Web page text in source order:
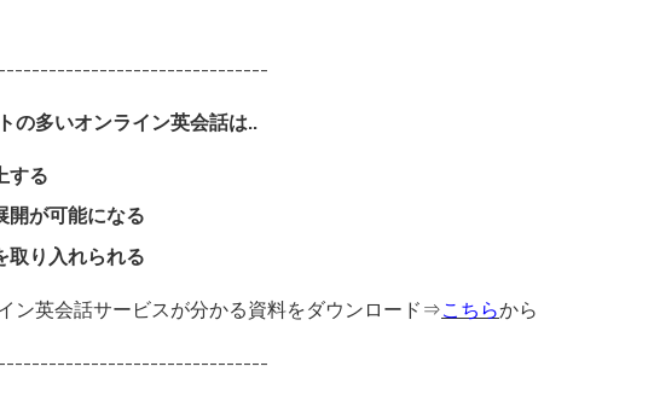
の多いオンライン英会話は..
する
開が可能になる
取り入れられる
ン英会話サービスが分かる資料をダウンロード⇒こちらから